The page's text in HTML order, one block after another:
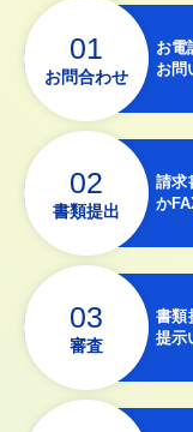
01
お問合わせ
お電
お問
02
書類提出
請求
か
03
審査
書類
提示